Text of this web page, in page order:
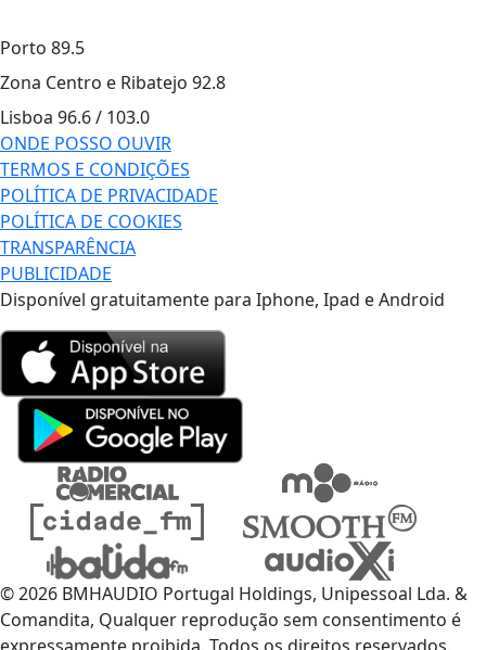
Porto 89.5
Zona Centro e Ribatejo 92.8
Lisboa 96.6 / 103.0
ONDE POSSO OUVIR
TERMOS E CONDIÇÕES
POLÍTICA DE PRIVACIDADE
POLÍTICA DE COOKIES
TRANSPARÊNCIA
PUBLICIDADE
Disponível gratuitamente para Iphone, Ipad e Android
© 2026 BMHAUDIO Portugal Holdings, Unipessoal Lda. &
Comandita, Qualquer reprodução sem consentimento é